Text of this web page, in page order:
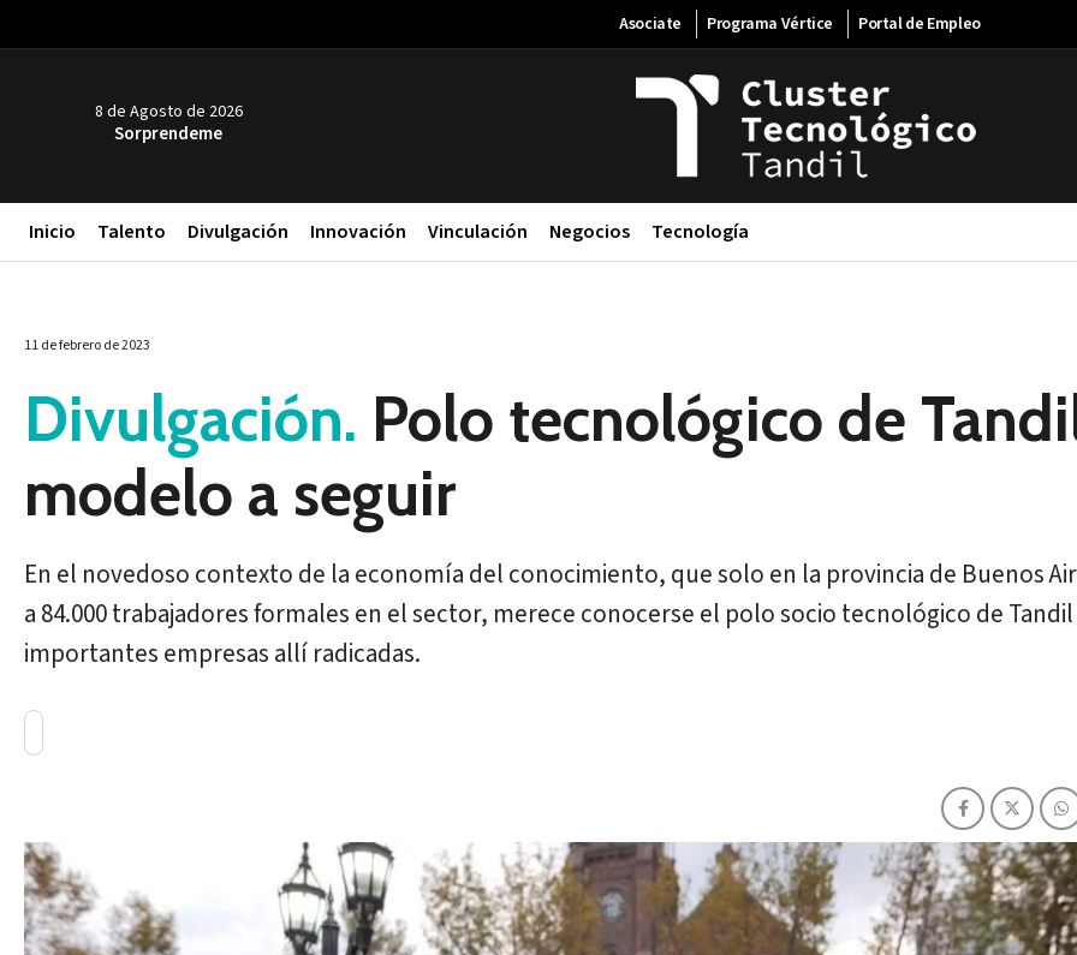
Asociate Programa Vértice Portal de Empleo
8 de Agosto de 2026
Sorprendeme
Inicio Talento Divulgación Innovación Vinculación Negocios Tecnología
11 de febrero de 2023
Divulgación. Polo tecnológico de
modelo a seguir
En el novedoso contexto de la economía del conocimiento, que solo en la provincia de Buenos
a 84.000 trabajadores formales en el sector, merece conocerse el polo socio tecnológico de Tandil
importantes empresas allí radicadas.